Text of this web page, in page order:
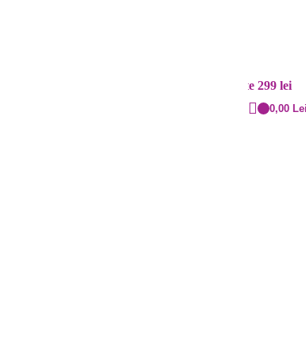
Cost: 20 lei și gratuit peste 299 lei
0,00